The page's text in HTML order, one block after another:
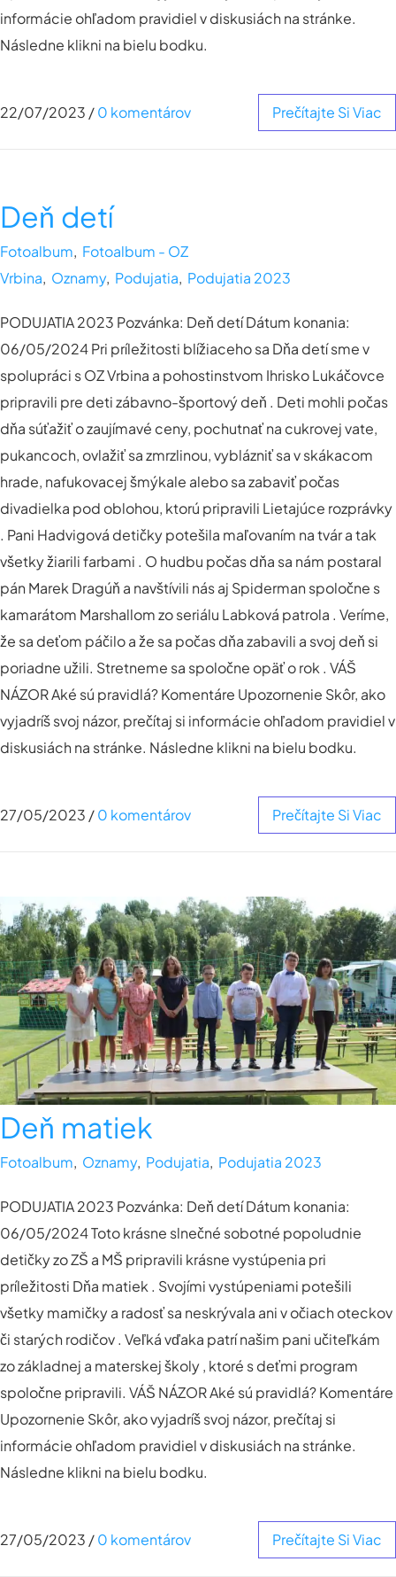
informácie ohľadom pravidiel v diskusiách na stránke.
Následne klikni na bielu bodku.
22/07/2023 /0 komentárov Prečítajte Si Viac
Deň detí
Fotoalbum, Fotoalbum - OZ
Vrbina, Oznamy, Podujatia, Podujatia 2023
PODUJATIA 2023 Pozvánka: Deň detí Dátum konania:
06/05/2024 Pri príležitosti blížiaceho sa Dňa detí sme v
spolupráci s OZ Vrbina a pohostinstvom Ihrisko Lukáčovce
pripravili pre deti zábavno-športový deň . Deti mohli počas
dňa súťažiť o zaujímavé ceny, pochutnať na cukrovej vate,
pukancoch, ovlažiť sa zmrzlinou, vyblázniť sa v skákacom
hrade, nafukovacej šmýkale alebo sa zabaviť počas
divadielka pod oblohou, ktorú pripravili Lietajúce rozprávky
. Pani Hadvigová detičky potešila maľovaním na tvár a tak
všetky žiarili farbami . O hudbu počas dňa sa nám postaral
pán Marek Dragúň a navštívili nás aj Spiderman spoločne s
kamarátom Marshallom zo seriálu Labková patrola . Veríme,
že sa deťom páčilo a že sa počas dňa zabavili a svoj deň si
poriadne užili. Stretneme sa spoločne opäť o rok . VÁŠ
NÁZOR Aké sú pravidlá? Komentáre Upozornenie Skôr, ako
vyjadríš svoj názor, prečítaj si informácie ohľadom pravidiel v
diskusiách na stránke. Následne klikni na bielu bodku.
27/05/2023 /0 komentárov Prečítajte Si Viac
Deň matiek
Fotoalbum, Oznamy, Podujatia, Podujatia 2023
PODUJATIA 2023 Pozvánka: Deň detí Dátum konania:
06/05/2024 Toto krásne slnečné sobotné popoludnie
detičky zo ZŠ a MŠ pripravili krásne vystúpenia pri
príležitosti Dňa matiek . Svojími vystúpeniami potešili
všetky mamičky a radosť sa neskrývala ani v očiach oteckov
či starých rodičov . Veľká vďaka patrí našim pani učiteľkám
zo základnej a materskej školy , ktoré s deťmi program
spoločne pripravili. VÁŠ NÁZOR Aké sú pravidlá? Komentáre
Upozornenie Skôr, ako vyjadríš svoj názor, prečítaj si
informácie ohľadom pravidiel v diskusiách na stránke.
Následne klikni na bielu bodku.
27/05/2023 /0 komentárov Prečítajte Si Viac